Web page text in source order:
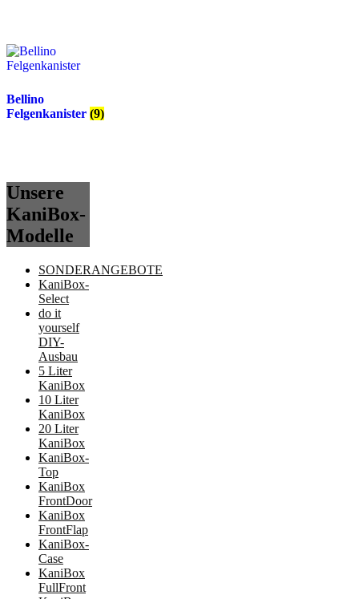
Bellino
Felgenkanister (9)
Unsere
KaniBox-
Modelle
SONDERANGEBOTE
KaniBox-
Select
do it
yourself
DIY-
Ausbau
5 Liter
KaniBox
10 Liter
KaniBox
20 Liter
KaniBox
KaniBox-
Top
KaniBox
FrontDoor
KaniBox
FrontFlap
KaniBox-
Case
KaniBox
FullFront